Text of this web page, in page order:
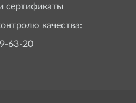
сертификаты
качества:
63-20